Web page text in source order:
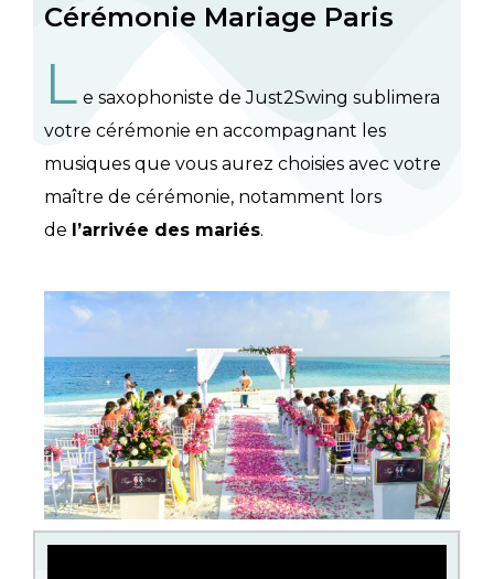
Cérémonie Mariage Paris
L e saxophoniste de Just2Swing sublimera
votre cérémonie en accompagnant les
musiques que vous aurez choisies avec votre
maître de cérémonie, notamment lors
de l’arrivée des mariés.